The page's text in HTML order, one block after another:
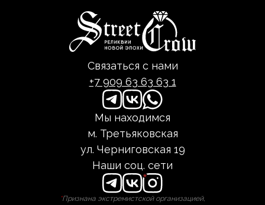
Связаться с нами
+7 909 63 63 63 1
Мы находимся
м. Третьяковская
ул. Черниговская 19
Наши соц. сети
*Признана экстремистской организацией,